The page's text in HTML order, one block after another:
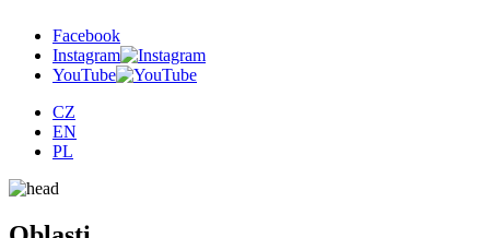
Facebook
Instagram
YouTube
CZ
EN
PL